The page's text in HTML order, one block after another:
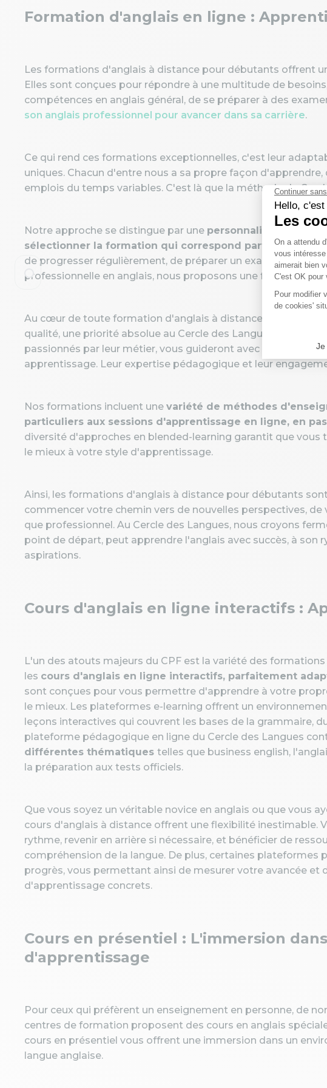
Formation d'anglais en ligne :
Les formations d'anglais à distance pour débutants offrent
Elles sont conçues pour répondre à une multitude de
compétences en anglais général, de se préparer à des
son anglais professionnel pour avancer dans sa carrière.
Ce qui rend ces formations exceptionnelles, c'est leur
uniques. Chacun d'entre nous a sa propre façon
emplois du temps variables. C'est là que la méthode du
Notre approche se distingue par une personnalisation
sélectionner la formation qui correspond parfaitement à
de progresser régulièrement, de préparer un examen ou de
professionnelle en anglais, nous proposons une formation
Au cœur de toute formation d'anglais à distance pour
qualité, une priorité absolue au Cercle des Langues. Nos f
passionnés par leur métier, vous guideront avec dévouement
apprentissage. Leur expertise pédagogique et leur
Nos formations incluent une variété de méthodes
particuliers aux sessions d'apprentissage en ligne, en
diversité d'approches en blended-learning garantit que
le mieux à votre style d'apprentissage.
Ainsi, les formations d'anglais à distance pour débutants
commencer votre chemin vers de nouvelles perspectives, de
que professionnel. Au Cercle des Langues, nous croyons
point de départ, peut apprendre l'anglais avec succès, à son
aspirations.
Cours d'anglais en ligne interactifs :
L'un des atouts majeurs du CPF est la variété des
les cours d'anglais en ligne interactifs, parfaitement
sont conçues pour vous permettre d'apprendre à votre
le mieux. Les plateformes e-learning offrent un
leçons interactives qui couvrent les bases de la grammaire,
plateforme pédagogique en ligne du Cercle des Langues
différentes thématiques telles que business english,
la préparation aux tests officiels.
Que vous soyez un véritable novice en anglais ou que vous
cours d'anglais à distance offrent une flexibilité inestimable.
rythme, revenir en arrière si nécessaire, et bénéficier de
compréhension de la langue. De plus, certaines plateformes
progrès, vous permettant ainsi de mesurer votre avancée et
d'apprentissage concrets.
Cours en présentiel : L'immersion
d'apprentissage
Pour ceux qui préfèrent un enseignement en personne, de
centres de formation proposent des cours en anglais
cours en présentiel vous offrent une immersion dans un
langue anglaise.